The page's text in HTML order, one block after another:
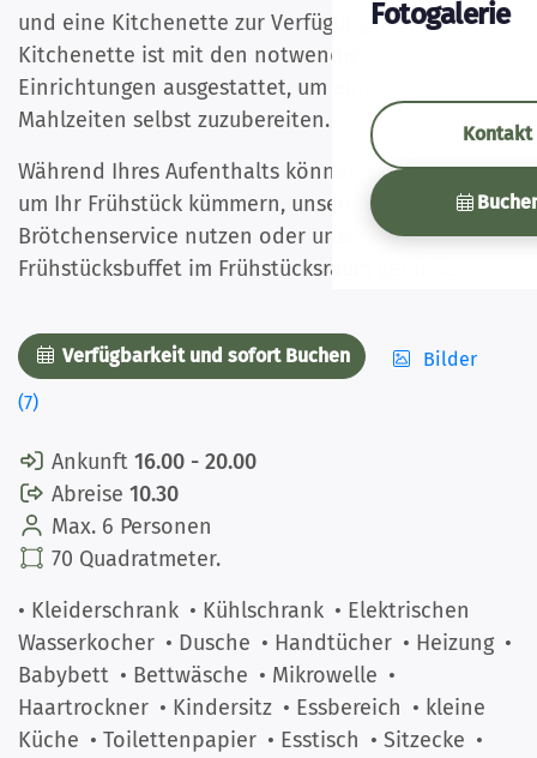
Fotogalerie
Kontakt
und eine Kitchenette zur Verfügung. Die
Kitchenette ist mit den notwendigen
Einrichtungen ausgestattet, um einfache
Mahlzeiten selbst zuzubereiten.
Während Ihres Aufenthalts können Sie sich selbst
um Ihr Frühstück kümmern, unseren
Brötchenservice nutzen oder unser
Frühstücksbuffet im Frühstücksraum genießen.
Verfügbarkeit und sofort Buchen
Bilder
(7)
Ankunft 16.00 - 20.00
Abreise 10.30
Max. 6 Personen
70 Quadratmeter.
• Kleiderschrank • Kühlschrank • Elektrischen
Wasserkocher • Dusche • Handtücher • Heizung •
Babybett • Bettwäsche • Mikrowelle •
Haartrockner • Kindersitz • Essbereich • kleine
Küche • Toilettenpapier • Esstisch • Sitzecke •